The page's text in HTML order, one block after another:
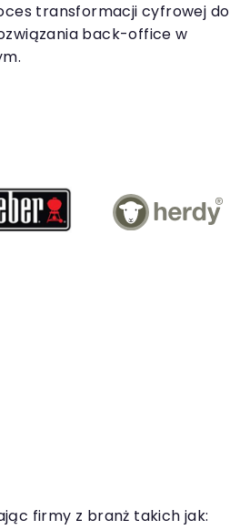
transformacji cyfrowej do
back-office w
firmy z branż takich jak: